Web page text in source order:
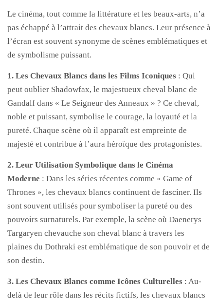
Le cinéma, tout comme la littérature et les beaux-arts, n’a
pas échappé à l’attrait des chevaux blancs. Leur présence à
l’écran est souvent synonyme de scènes emblématiques et
de symbolisme puissant.
1. Les Chevaux Blancs dans les Films Iconiques : Qui
peut oublier Shadowfax, le majestueux cheval blanc de
Gandalf dans « Le Seigneur des Anneaux » ? Ce cheval,
noble et puissant, symbolise le courage, la loyauté et la
pureté. Chaque scène où il apparaît est empreinte de
majesté et contribue à l’aura héroïque des protagonistes.
2. Leur Utilisation Symbolique dans le Cinéma
Moderne : Dans les séries récentes comme « Game of
Thrones », les chevaux blancs continuent de fasciner. Ils
sont souvent utilisés pour symboliser la pureté ou des
pouvoirs surnaturels. Par exemple, la scène où Daenerys
Targaryen chevauche son cheval blanc à travers les
plaines du Dothraki est emblématique de son pouvoir et de
son destin.
3. Les Chevaux Blancs comme Icônes Culturelles : Au-
delà de leur rôle dans les récits fictifs, les chevaux blancs